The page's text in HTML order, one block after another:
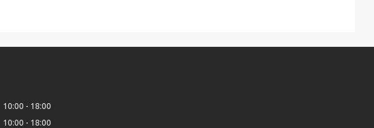
10:00
18:00
10:00
18:00